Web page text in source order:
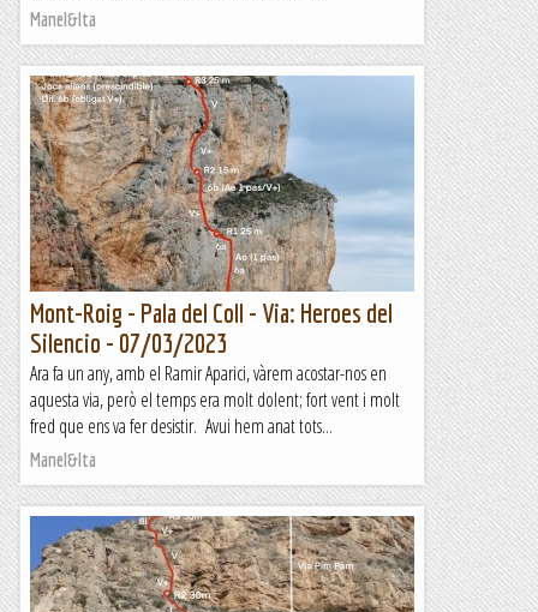
Manel&Ita
Mont-Roig - Pala del Coll - Via: Heroes del
Silencio - 07/03/2023
Ara fa un any, amb el Ramir Aparici, vàrem acostar-nos en
aquesta via, però el temps era molt dolent; fort vent i molt
fred que ens va fer desistir. Avui hem anat tots...
Manel&Ita